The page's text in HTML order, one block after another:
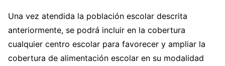
Una vez atendida la población escolar descrita
anteriormente, se podrá incluir en la cobertura
cualquier centro escolar para favorecer y ampliar la
cobertura de alimentación escolar en su modalidad